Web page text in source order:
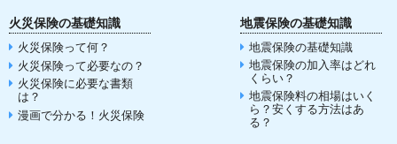
火災保険の基礎知識
火災保険って何？
火災保険って必要なの？
火災保険に必要な書類
は？
漫画で分かる！火災保険
地震保険の基礎知識
地震保険の基礎知識
地震保険の加入率はどれ
くらい？
地震保険料の相場はいく
ら？安くする方法はあ
る？